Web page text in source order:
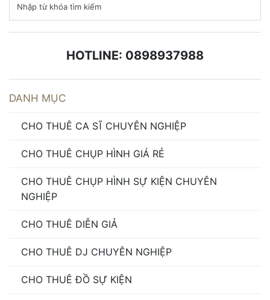
HOTLINE: 0898937988
DANH MỤC
CHO THUÊ CA SĨ CHUYÊN NGHIỆP
CHO THUÊ CHỤP HÌNH GIÁ RẺ
CHO THUÊ CHỤP HÌNH SỰ KIỆN CHUYÊN
NGHIỆP
CHO THUÊ DIỄN GIẢ
CHO THUÊ DJ CHUYÊN NGHIỆP
CHO THUÊ ĐỒ SỰ KIỆN